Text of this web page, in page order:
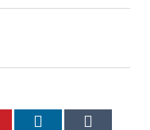
Pinterest LinkedIn